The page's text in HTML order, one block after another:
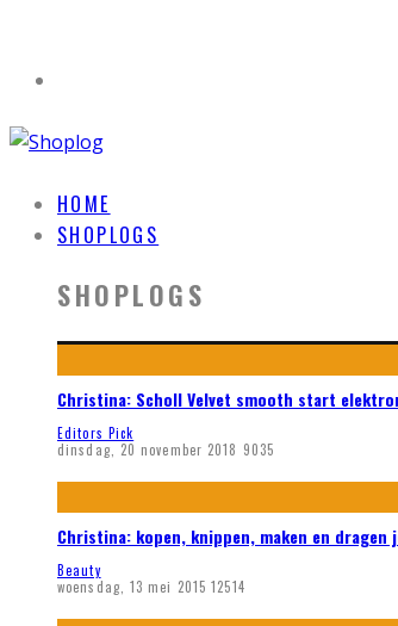
HOME
SHOPLOGS
SHOPLOGS
Christina: Scholl Velvet smooth start
Editors Pick
dinsdag, 20 november 2018 9035
Christina: kopen, knippen, maken en dragen
Beauty
woensdag, 13 mei 2015 12514